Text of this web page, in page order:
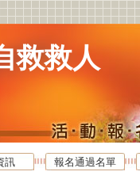
救救人
訊 報名通過名單